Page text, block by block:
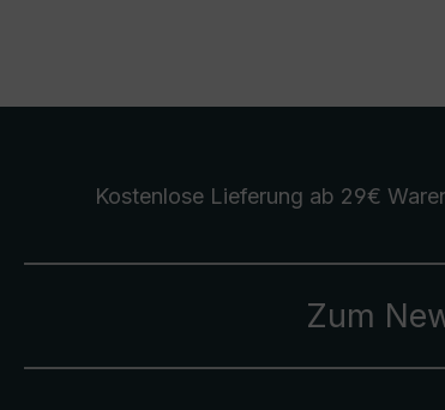
Kostenlose Lieferung ab 29€
Zum